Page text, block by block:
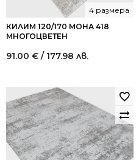
КИЛИМ 120/170 МОНА 418
МНОГОЦВЕТЕН
4 размера
91.00 € / 177.98 лв.